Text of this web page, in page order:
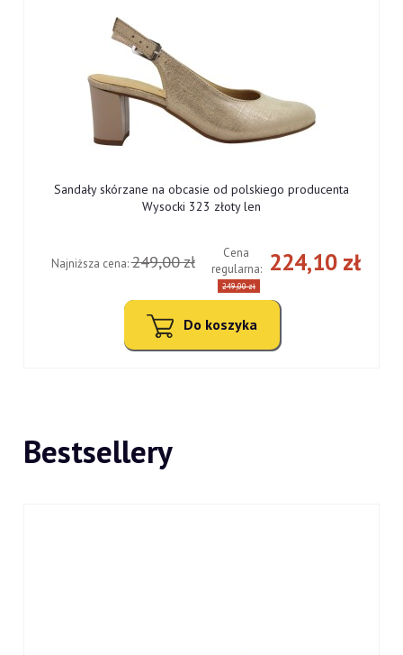
Sandały skórzane na obcasie od polskiego producenta
Wysocki 323 złoty len
224,10 zł
Cena
regularna:
249,00 zł
Najniższa cena:249,00 zł
Do koszyka
Bestsellery